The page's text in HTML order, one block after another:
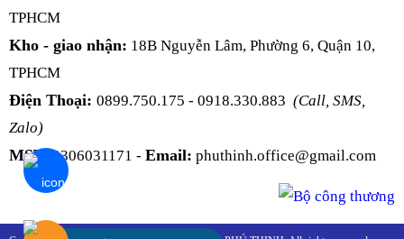
TPHCM
Kho - giao nhận: 18B Nguyễn Lâm, Phường 6, Quận 10,
TPHCM
Điện Thoại: 0899.750.175 - 0918.330.883 (Call, SMS,
Zalo)
MST: 0306031171 - Email: phuthinh.office@gmail.com